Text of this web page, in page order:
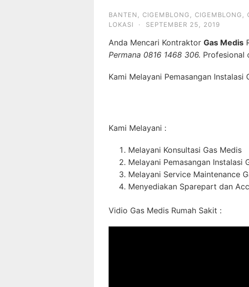
BANTEN CIGEMBLONG CIGEMBLONG
LOKASI
· SEPTEMBER 25, 2019
Anda Mencari Kontraktor Gas Medis
Permana 0816 1468 306. Profesional
Kami Melayani Pemasangan Instalasi
Kami Melayani :
Melayani Konsultasi Gas Medis
Melayani Pemasangan Instalasi
Melayani Service Maintenance
Menyediakan Sparepart dan
Vidio Gas Medis Rumah Sakit :